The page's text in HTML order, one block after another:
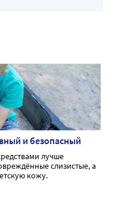
и безопасный
лучше
слизистые, а
кожу.